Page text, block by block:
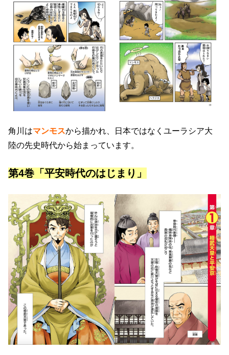
角川はマンモスから描かれ、日本ではなくユーラシア大
陸の先史時代から始まっています。
第4巻「平安時代のはじまり」